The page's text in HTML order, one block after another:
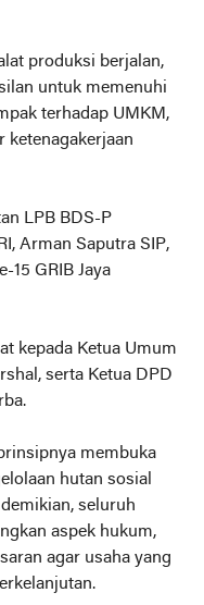
produksi berjalan,
untuk memenuhi
terhadap UMKM,
ketenagakerjaan
LPB BDS-P
Arman Saputra SIP,
15 GRIB Jaya
kepada Ketua Umum
serta Ketua DPD
membuka
hutan sosial
seluruh
aspek hukum,
agar usaha yang